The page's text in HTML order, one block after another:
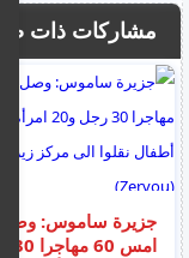
مشاركات ذات صلة
جزيرة ساموس: وصل
امس 60 مهاجرا 30